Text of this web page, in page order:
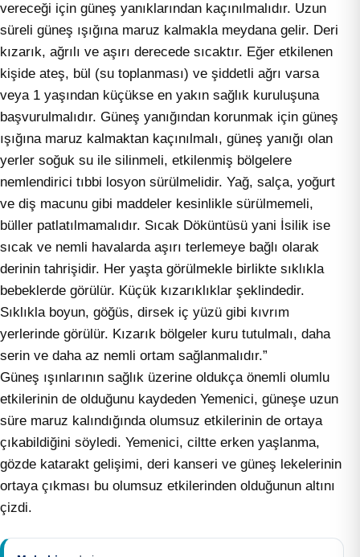
vereceği için güneş yanıklarından kaçınılmalıdır. Uzun
süreli güneş ışığına maruz kalmakla meydana gelir. Deri
kızarık, ağrılı ve aşırı derecede sıcaktır. Eğer etkilenen
kişide ateş, bül (su toplanması) ve şiddetli ağrı varsa
veya 1 yaşından küçükse en yakın sağlık kuruluşuna
başvurulmalıdır. Güneş yanığından korunmak için güneş
ışığına maruz kalmaktan kaçınılmalı, güneş yanığı olan
yerler soğuk su ile silinmeli, etkilenmiş bölgelere
nemlendirici tıbbi losyon sürülmelidir. Yağ, salça, yoğurt
ve diş macunu gibi maddeler kesinlikle sürülmemeli,
büller patlatılmamalıdır. Sıcak Döküntüsü yani İsilik ise
sıcak ve nemli havalarda aşırı terlemeye bağlı olarak
derinin tahrişidir. Her yaşta görülmekle birlikte sıklıkla
bebeklerde görülür. Küçük kızarıklıklar şeklindedir.
Sıklıkla boyun, göğüs, dirsek iç yüzü gibi kıvrım
yerlerinde görülür. Kızarık bölgeler kuru tutulmalı, daha
serin ve daha az nemli ortam sağlanmalıdır.”
Güneş ışınlarının sağlık üzerine oldukça önemli olumlu
etkilerinin de olduğunu kaydeden Yemenici, güneşe uzun
süre maruz kalındığında olumsuz etkilerinin de ortaya
çıkabildiğini söyledi. Yemenici, ciltte erken yaşlanma,
gözde katarakt gelişimi, deri kanseri ve güneş lekelerinin
ortaya çıkması bu olumsuz etkilerinden olduğunun altını
çizdi.